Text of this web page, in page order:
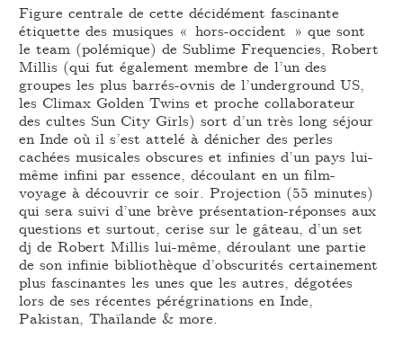
Figure centrale de cette décidément fascinante
étiquette des musiques « hors-occident » que sont
le team (polémique) de Sublime Frequencies, Robert
Millis (qui fut également membre de l’un des
groupes les plus barrés-ovnis de l’underground US,
les Climax Golden Twins et proche collaborateur
des cultes Sun City Girls) sort d’un très long séjour
en Inde où il s’est attelé à dénicher des perles
cachées musicales obscures et infinies d’un pays lui-
même infini par essence, découlant en un film-
voyage à découvrir ce soir. Projection (55 minutes)
qui sera suivi d’une brève présentation-réponses aux
questions et surtout, cerise sur le gâteau, d’un set
dj de Robert Millis lui-même, déroulant une partie
de son infinie bibliothèque d’obscurités certainement
plus fascinantes les unes que les autres, dégotées
lors de ses récentes pérégrinations en Inde,
Pakistan, Thaïlande & more.